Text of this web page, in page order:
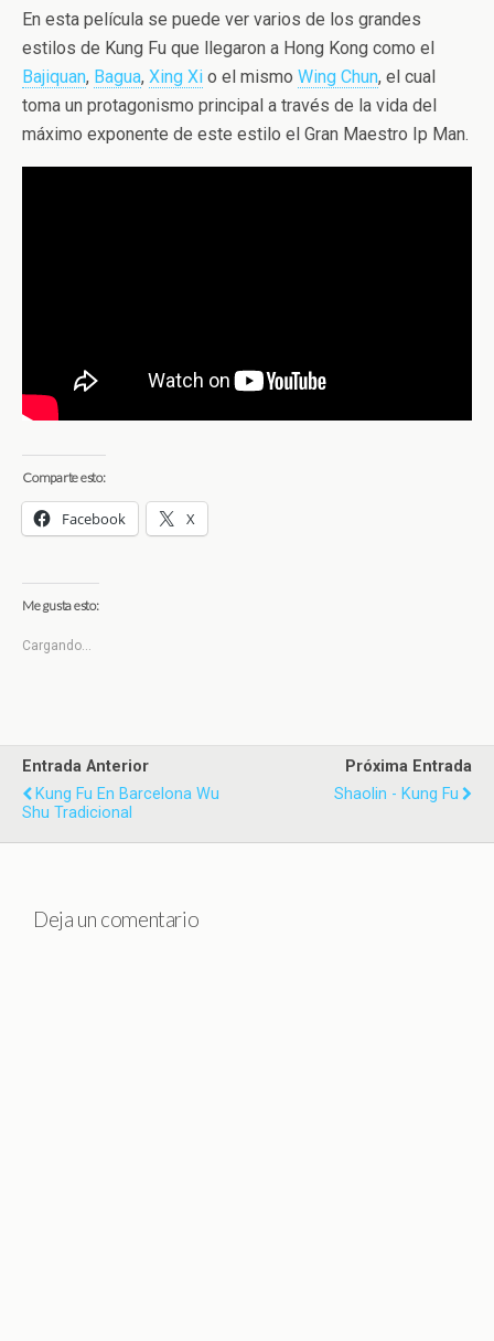
En esta película se puede ver varios de los grandes
estilos de Kung Fu que llegaron a Hong Kong como el
Bajiquan, Bagua, Xing Xi o el mismo Wing Chun, el cual
toma un protagonismo principal a través de la vida del
máximo exponente de este estilo el Gran Maestro Ip Man.
Comparte esto:
Facebook X
Me gusta esto:
Cargando...
Entrada Anterior
Kung Fu En Barcelona Wu
Shu Tradicional
Próxima Entrada
Shaolin - Kung Fu
Deja un comentario